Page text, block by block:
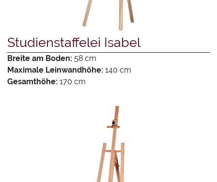
Studienstaffelei Isabel
Breite am Boden: 58 cm
Maximale Leinwandhöhe: 140 cm
Gesamthöhe: 170 cm